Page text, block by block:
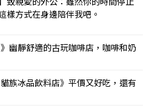
樣方式在身邊陪伴我吧。
幽靜舒適的古玩咖啡店，咖啡和奶
族冰品飲料店》平價又好吃，還有